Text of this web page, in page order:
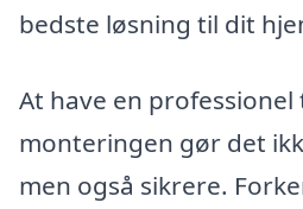
bedste løsning til dit
At have en
monteringen gør det
men også sikrere.